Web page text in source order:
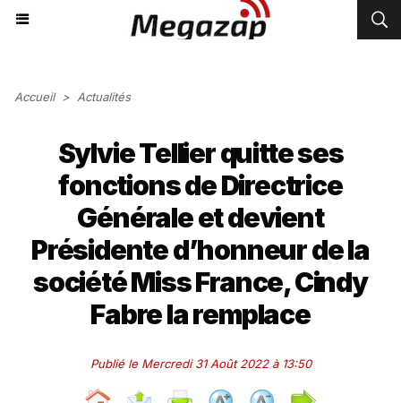
Accueil > Actualités
Sylvie Tellier quitte ses
fonctions de Directrice
Générale et devient
Présidente d’honneur de la
société Miss France, Cindy
Fabre la remplace
Publié le Mercredi 31 Août 2022 à 13:50